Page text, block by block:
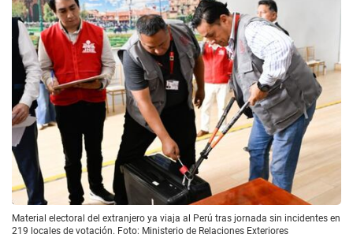
Material electoral del extranjero ya viaja al Perú tras jornada sin incidentes en
219 locales de votación. Foto: Ministerio de Relaciones Exteriores